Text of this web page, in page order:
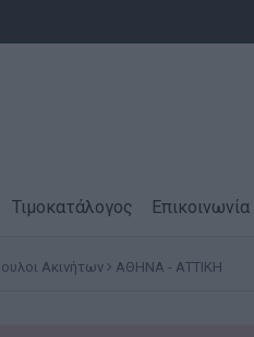
Τιμοκατάλογος Επικοινωνία
Ακινήτων ΑΘΗΝΑ - ΑΤΤΙΚΗ